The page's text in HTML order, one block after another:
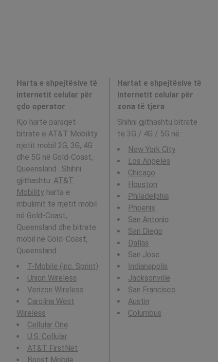
Harta e shpejtësive të
internetit celular për
çdo operator
Kjo hartë paraqet
bitrate e AT&T Mobility
rrjetit mobil 2G, 3G, 4G
dhe 5G në Gold-Coast,
Queensland . Shihni
gjithashtu: AT&T
Mobilityharta e
mbulimit të rrjetit mobil
në Gold-Coast,
Queensland dhe bitrate
mobil në Gold-Coast,
Queensland .
T-Mobile (inc. Sprint)
Union Wireless
Verizon Wireless
Carolina West
Wireless
Cellular One
U.S. Cellular
AT&T FirstNet
Boost Mobile
Hartat e shpejtësive të
internetit celular për
zona të tjera
Shihni gjithashtu bitrate
te 3G / 4G / 5G në :
New York City
Los Angeles
Chicago
Houston
Philadelphia
Phoenix
San Antonio
San Diego
Dallas
San Jose
Indianapolis
Jacksonville
San Francisco
Austin
Columbus